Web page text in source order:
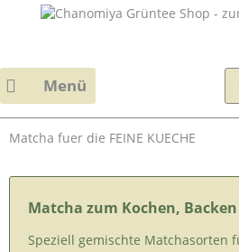
Menü
Matcha fuer die FEINE KUECHE
Matcha zum Kochen,
Speziell gemischte Matchasorten